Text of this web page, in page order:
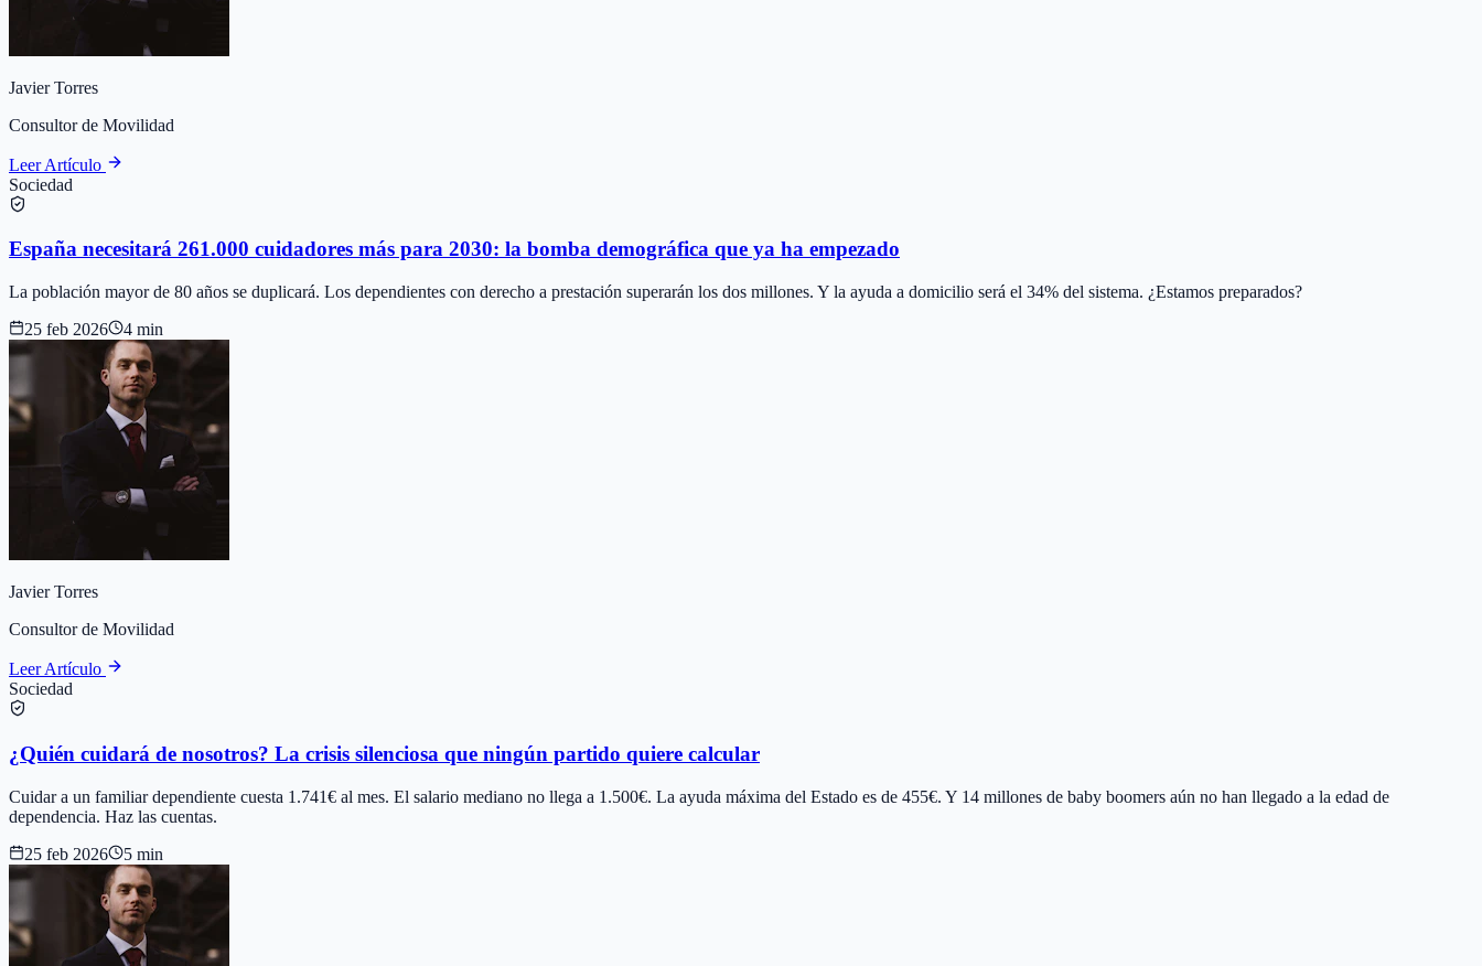
Javier Torres
Consultor de Movilidad
Leer Artículo
Sociedad
España necesitará 261.000 cuidadores más para 2030: la bomba demográfica que ya ha empezado
La población mayor de 80 años se duplicará. Los dependientes con derecho a prestación superarán los dos millones. Y la ayuda a domicilio será el 34% del sistema. ¿Estamos preparados?
25 feb 2026
4 min
Javier Torres
Consultor de Movilidad
Leer Artículo
Sociedad
¿Quién cuidará de nosotros? La crisis silenciosa que ningún partido quiere calcular
Cuidar a un familiar dependiente cuesta 1.741€ al mes. El salario mediano no llega a 1.500€. La ayuda máxima del Estado es de 455€. Y 14 millones de baby boomers aún no han llegado a la edad de
dependencia. Haz las cuentas.
25 feb 2026
5 min